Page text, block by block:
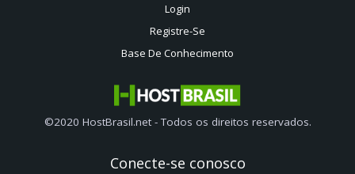
Login
Registre-Se
Base De Conhecimento
©2020 HostBrasil.net - Todos os direitos reservados.
Conecte-se conosco